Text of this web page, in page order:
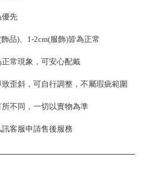
先
品)、1-2cm(服飾)皆為正常
常現象，可安心配戴
歪斜，可自行調整，不屬瑕疵範圍
不同，一切以實物為準
客服申請售後服務